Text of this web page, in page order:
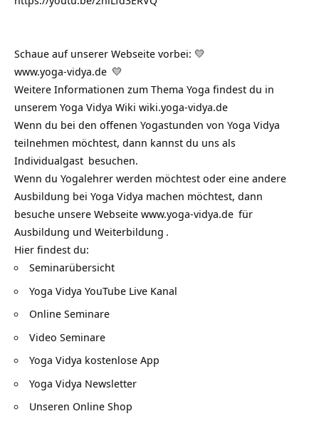
Schaue auf unserer Webseite vorbei: 💛
www.yoga-vidya.de 💛
Weitere Informationen zum Thema Yoga findest du in
unserem Yoga Vidya Wiki wiki.yoga-vidya.de
Wenn du bei den offenen Yogastunden von Yoga Vidya
teilnehmen möchtest, dann kannst du uns als
Individualgast besuchen.
Wenn du Yogalehrer werden möchtest oder eine andere
Ausbildung bei Yoga Vidya machen möchtest, dann
besuche unsere Webseite www.yoga-vidya.de für
Ausbildung und Weiterbildung .
Hier findest du:
Seminarübersicht
Yoga Vidya YouTube Live Kanal
Online Seminare
Video Seminare
Yoga Vidya kostenlose App
Yoga Vidya Newsletter
Unseren Online Shop